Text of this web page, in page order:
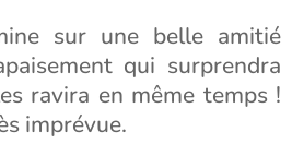
sur une belle amitié
qui surprendra
ravira en même temps !
imprévue.